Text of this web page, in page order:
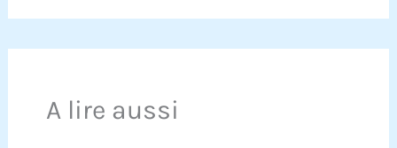
A lire aussi